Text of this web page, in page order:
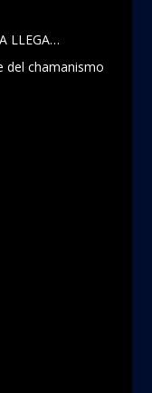
LLEGA…
del chamanismo